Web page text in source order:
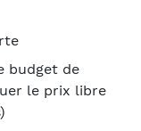
budget de
le prix libre